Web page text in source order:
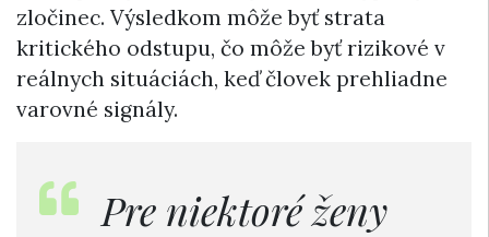
zločinec. Výsledkom môže byť strata
kritického odstupu, čo môže byť rizikové v
reálnych situáciách, keď človek prehliadne
varovné signály.
Pre niektoré ženy